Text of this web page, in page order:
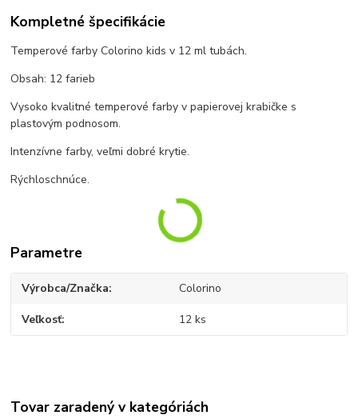
Kompletné špecifikácie
Temperové farby Colorino kids v 12 ml tubách.
Obsah: 12 farieb
Vysoko kvalitné temperové farby v papierovej krabičke s
plastovým podnosom.
Intenzívne farby, veľmi dobré krytie.
Rýchloschnúce.
Parametre
Výrobca/Značka Colorino
Veľkosť 12 ks
Tovar zaradený v kategóriách